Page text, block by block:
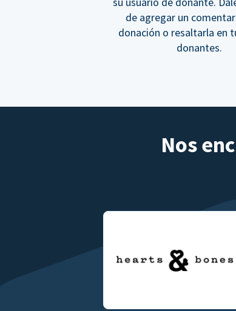
de agregar un
donación o resaltarla en
donantes.
Nos